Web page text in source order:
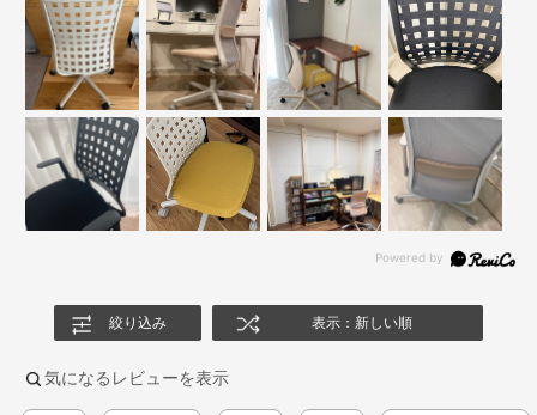
絞り込み 表示：新しい順
気になるレビューを表示